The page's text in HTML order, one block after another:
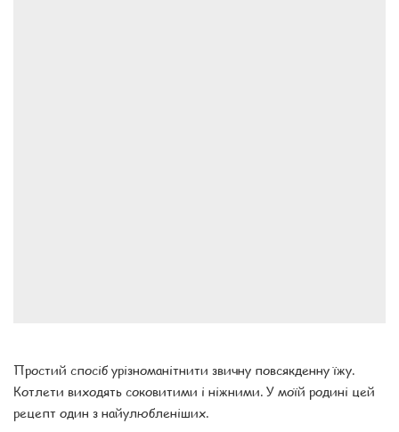
Простий спосіб урізноманітнити звичну повсякденну їжу.
Котлети виходять соковитими і ніжними. У моїй родині цей
рецепт один з найулюбленіших.